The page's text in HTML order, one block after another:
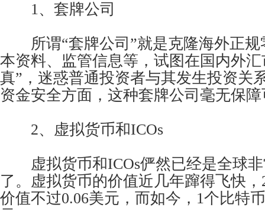
1、套牌公司
所谓“套牌公司”就是克隆海外正规
本资料、监管信息等，试图在国内外
真”，迷惑普通投资者与其发生投资关
资金安全方面，这种套牌公司毫无保
2、虚拟货币和ICOs
虚拟货币和ICOs俨然已经是全球非
了。虚拟货币的价值近几年蹿得飞快，
价值不过0.06美元，而如今，1个比特